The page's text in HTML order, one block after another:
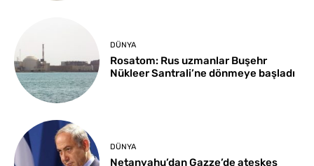
DÜNYA
Rosatom: Rus uzmanlar Buşehr
Nükleer Santrali’ne dönmeye başladı
DÜNYA
Netanyahu’dan Gazze’de ateşkes